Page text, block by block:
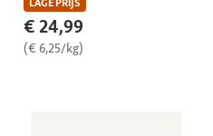
€ 24,99
(€ 6,25/kg)